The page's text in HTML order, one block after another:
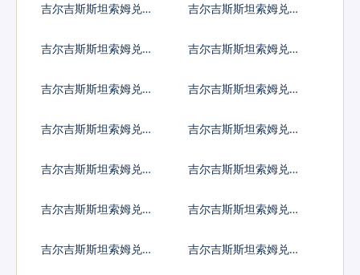
吉尔吉斯斯坦索姆兑日
吉尔吉斯斯坦索姆兑欧
吉尔吉斯斯坦索姆兑英
吉尔吉斯斯坦索姆兑港
吉尔吉斯斯坦索姆兑韩
吉尔吉斯斯坦索姆兑澳
吉尔吉斯斯坦索姆兑加
吉尔吉斯斯坦索姆兑新
吉尔吉斯斯坦索姆兑保
吉尔吉斯斯坦索姆兑捷
吉尔吉斯斯坦索姆兑丹
吉尔吉斯斯坦索姆兑匈
吉尔吉斯斯坦索姆兑波
吉尔吉斯斯坦索姆兑罗